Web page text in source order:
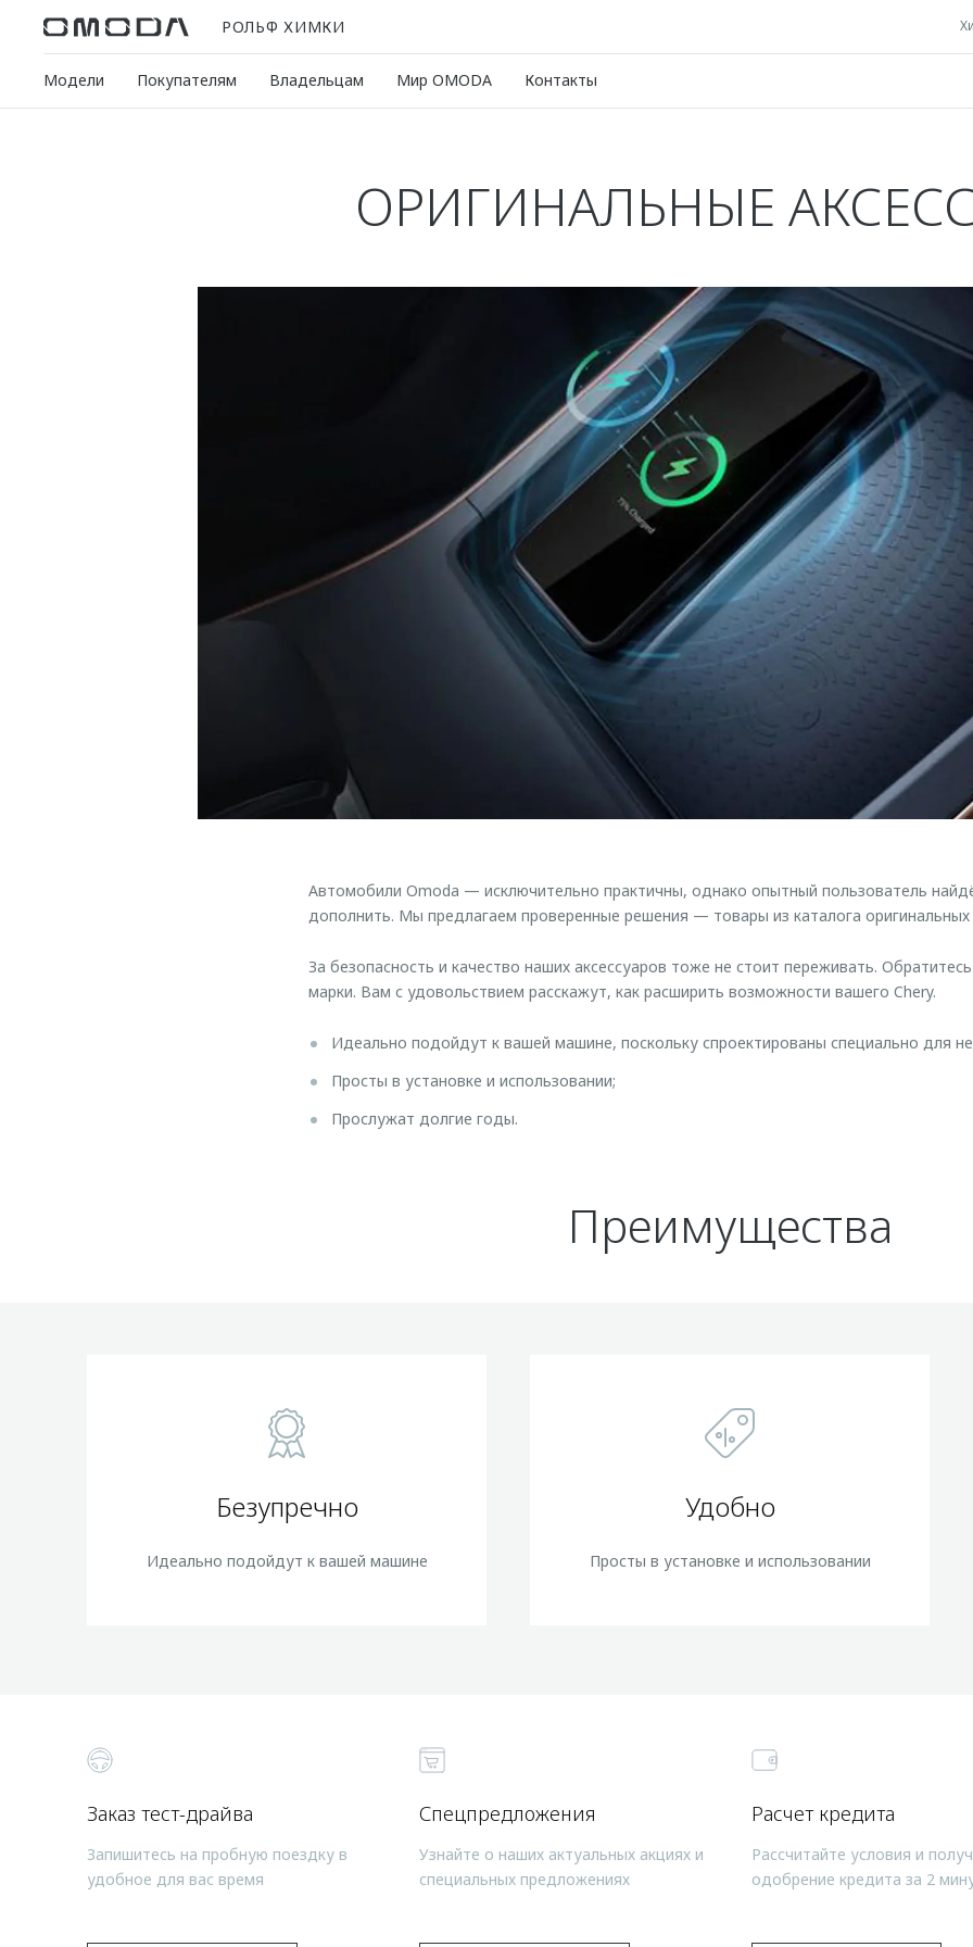
РОЛЬФ ХИМКИ
Модели Покупателям Владельцам Мир OMODA Контакты
ОРИГИНАЛЬНЫЕ
Автомобили Omoda — исключительно практичны, однако опытный пользователь
дополнить. Мы предлагаем проверенные решения — товары из каталога оригинальных
За безопасность и качество наших аксессуаров тоже не стоит переживать.
марки. Вам с удовольствием расскажут, как расширить возможности вашего Chery.
Идеально подойдут к вашей машине, поскольку спроектированы специально для
Просты в установке и использовании;
Прослужат долгие годы.
Преимущества
Безупречно
Идеально подойдут к вашей машине
Удобно
Просты в установке и использовании
Заказ тест-драйва
Запишитесь на пробную поездку в
удобное для вас время
Спецпредложения
Узнайте о наших актуальных акциях и
специальных предложениях
Расчет кредита
Рассчитайте условия и
одобрение кредита за 2